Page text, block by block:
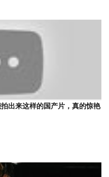
出来这样的国产片，真的惊艳